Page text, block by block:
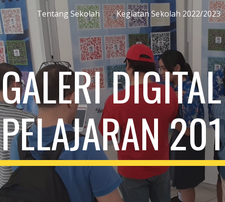
Skip to main content
Tentang Sekolah Kegiatan Sekolah 2022/2023
GALERI
PELAJARAN